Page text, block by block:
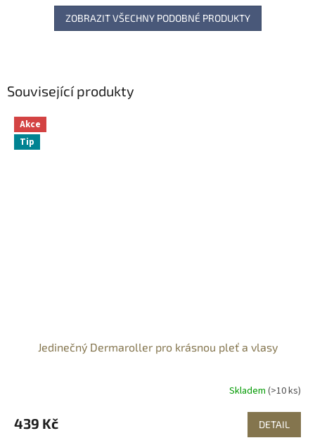
Související produkty
Akce
Tip
Jedinečný Dermaroller pro krásnou pleť a vlasy
Skladem (>10 ks)
439 Kč DETAIL
ZOBRAZIT VŠECHNY PODOBNÉ PRODUKTY